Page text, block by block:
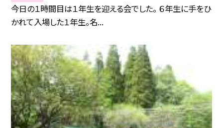
今日の１時間目は１年生を迎える会でした。 ６年生に手をひ
かれて入場した１年生。名...